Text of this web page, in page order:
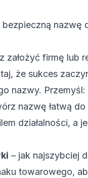
nazwę
założyć firmę lub
że sukces
nazwy. Przemyśl:
nazwę łatwą
działalności, a
– jak najszybciej
towarowego,